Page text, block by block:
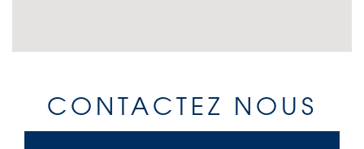
CONTACTEZ NOUS